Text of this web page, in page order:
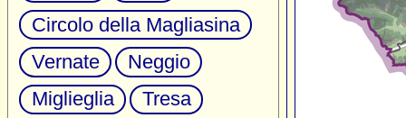
Circolo della Magliasina
Vernate
Neggio
Miglieglia
Tresa